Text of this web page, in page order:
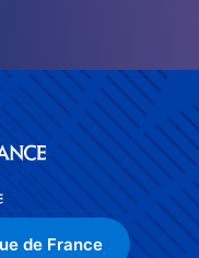
de France